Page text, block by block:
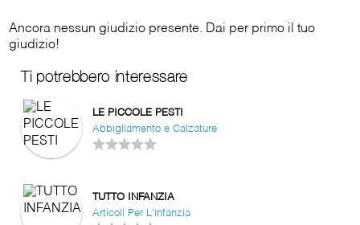
Ancora nessun giudizio presente. Dai per primo il tuo
giudizio!
Ti potrebbero interessare
LE PICCOLE PESTI
Abbigliamento e Calzature
TUTTO INFANZIA
Articoli Per L'infanzia